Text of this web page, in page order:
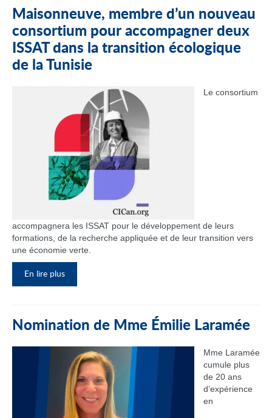
Maisonneuve, membre d’un nouveau
consortium pour accompagner deux
ISSAT dans la transition écologique
de la Tunisie
Le consortium
accompagnera les ISSAT pour le développement de leurs
formations, de la recherche appliquée et de leur transition vers
une économie verte.
En lire plus
Nomination de Mme Émilie Laramée
Mme Laramée
cumule plus
de 20 ans
d’expérience
en